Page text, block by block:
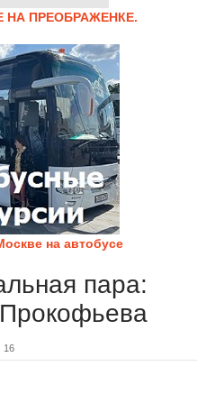
ПРЕОБРАЖЕНКЕ.
на автобусе
пара:
16